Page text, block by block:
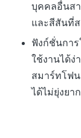
บุคคลอื่นสา
และสีสันที่ส
ฟังก์ชั่นการ
ใช้งานได้ง่
สมาร์ทโฟ
ได้ไม่ยุ่งยาก